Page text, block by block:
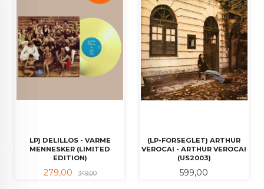
LP) DELILLOS - VARME
MENNESKER (LIMITED
EDITION)
Tilbud
279,00 349,00Rabatt
(LP-FORSEGLET) ARTHUR
VEROCAI - ARTHUR VEROCAI
(US2003)
Pris
599,00